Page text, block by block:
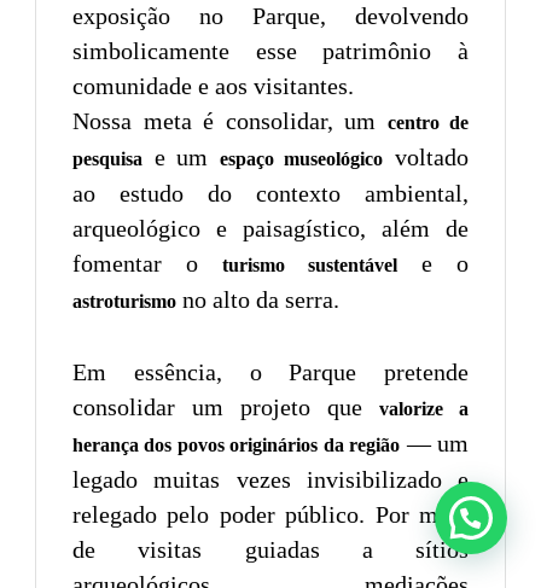
exposição no Parque, devolvendo
simbolicamente esse patrimônio à
comunidade e aos visitantes.
Nossa meta é consolidar, um
centro de
pesquisa
e um espaço museológico voltado
ao estudo do contexto ambiental,
arqueológico e paisagístico, além de
fomentar o
turismo sustentável e o
astroturismo no alto da serra.
Em essência, o Parque pretende
consolidar um projeto que
valorize a
herança dos povos originários da região — um
legado muitas vezes invisibilizado e
relegado pelo poder público. Por meio
de visitas guiadas a sítios